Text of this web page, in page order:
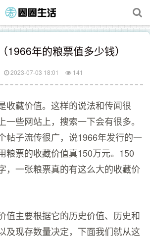
1966年的粮票值多少钱）
2023-07-03 18:01 141
收藏价值。这样的说法和传闻很
一些网站上，搜索一下会有很多。
帖子流传很广，说1966年发行的一
粮票的收藏价值真150万元。150
，一张粮票真的有这么大的收藏价
值主要根据它的历史价值、历史和
及现存数量决定，下面我们就从这